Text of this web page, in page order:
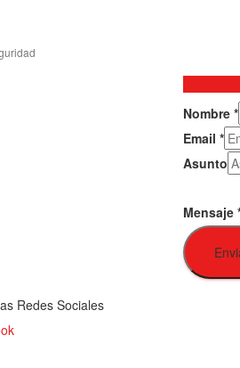
Nombre *
Email *
Asunto
Mensaje
Redes Sociales